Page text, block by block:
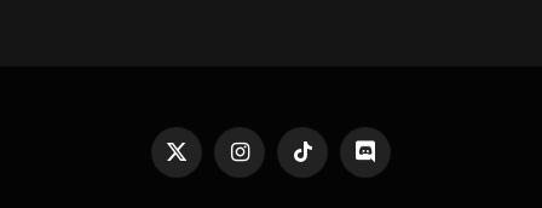
X
InstagramTikTok Discord